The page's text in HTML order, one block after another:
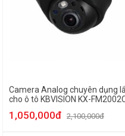
Camera Analog chuyên dụng
cho ô tô KBVISION KX-
1,050,000đ 2,100,000đ